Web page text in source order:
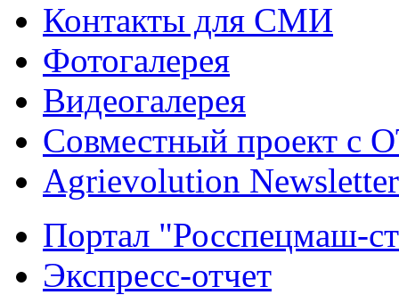
Контакты для СМИ
Фотогалерея
Видеогалерея
Совместный проект с
Agrievolution Newsletter
Портал "Росспецмаш-
Экспресс-отчет